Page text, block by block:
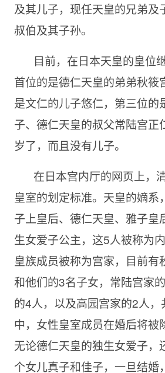
及其儿子，现任天皇的兄弟及
叔伯及其子孙。
目前，在日本天皇的皇位
首位的是德仁天皇的弟弟秋筱
是文仁的儿子悠仁，第三位的
子、德仁天皇的叔父常陆宫正
岁了，而且没有儿子。
在日本宫内厅的网页上，
皇室的划定标准。天皇的嫡系
子上皇后、德仁天皇、雅子皇
生女爱子公主，这5人被称为
皇族成员被称为宫家，目前有
和他们的3名子女，常陆宫家
的4人，以及高园宫家的2人
中，女性皇室成员在婚后将被
无论德仁天皇的独生女爱子，
个女儿真子和佳子，一旦结婚